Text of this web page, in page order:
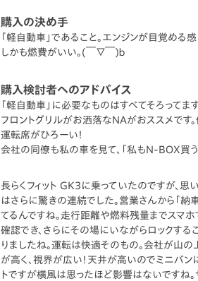
購入の決め手
「軽自動車」であること。エンジンが目覚める
しかも燃費がいい。(￣▽￣)ｂ
購入検討者へのアドバイス
「軽自動車」に必要なものはすべてそろってます
フロントグリルがお洒落なNAがおススメです
運転席がひろーい！
会社の同僚も私の車を見て、「私もN-BOX買う
長らくフィット GK3に乗っていたのですが、
はさらに驚きの連続でした。営業さんから「
てるんですね。走行距離や燃料残量までスマホ
確認でき、さらにその場にいながらロックする
りましたね。運転は快適そのもの。会社が山の
が高く、視界が広い！天井が高いのでミニバ
トですが横風は思ったほど影響はないですね